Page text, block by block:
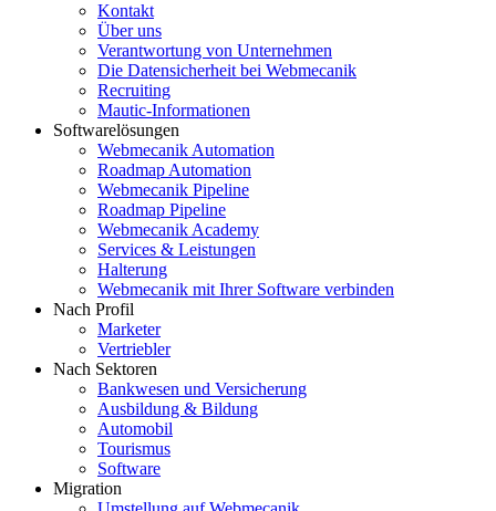
Kontakt
Über uns
Verantwortung von Unternehmen
Die Datensicherheit bei Webmecanik
Recruiting
Mautic-Informationen
Softwarelösungen
Webmecanik Automation
Roadmap Automation
Webmecanik Pipeline
Roadmap Pipeline
Webmecanik Academy
Services & Leistungen
Halterung
Webmecanik mit Ihrer Software verbinden
Nach Profil
Marketer
Vertriebler
Nach Sektoren
Bankwesen und Versicherung
Ausbildung & Bildung
Automobil
Tourismus
Software
Migration